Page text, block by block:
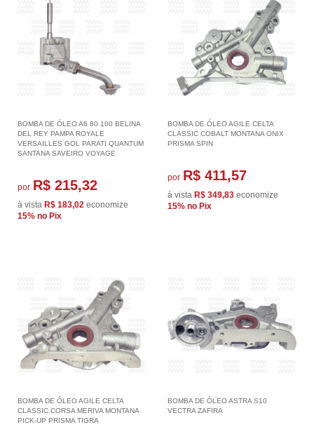
BOMBA DE ÓLEO A6 80 100 BELINA
DEL REY PAMPA ROYALE
VERSAILLES GOL PARATI QUANTUM
SANTANA SAVEIRO VOYAGE
por R$ 215,32
à vista R$ 183,02 economize
15% no Pix
BOMBA DE ÓLEO AGILE CELTA
CLASSIC COBALT MONTANA ONIX
PRISMA SPIN
por R$ 411,57
à vista R$ 349,83 economize
15% no Pix
BOMBA DE ÓLEO AGILE CELTA
CLASSIC CORSA MERIVA MONTANA
PICK-UP PRISMA TIGRA
BOMBA DE ÓLEO ASTRA S10
VECTRA ZAFIRA